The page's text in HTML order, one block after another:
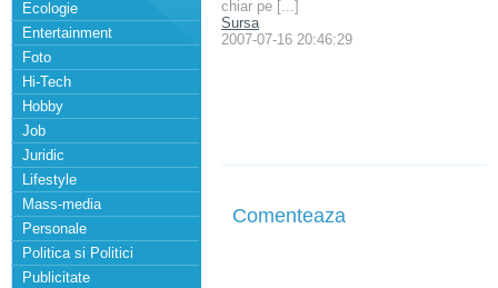
Ecologie
Entertainment
Foto
Hi-Tech
Hobby
Job
Juridic
Lifestyle
Mass-media
Personale
Politica si Politici
Publicitate
chiar pe [...]
Sursa
2007-07-16 20:46:29
Comenteaza